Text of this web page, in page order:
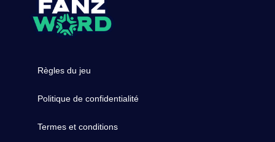
Règles du jeu
Politique de confidentialité
Termes et conditions